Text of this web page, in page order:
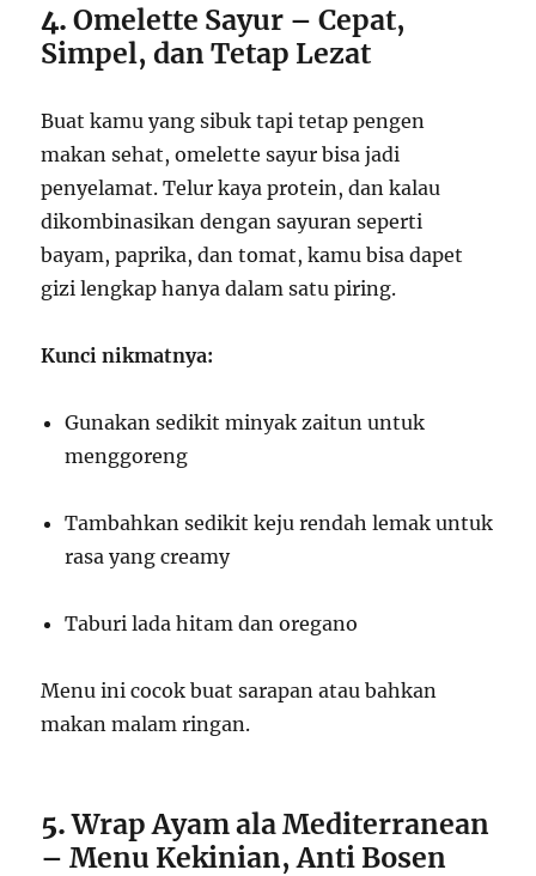
4.Omelette Sayur – Cepat,
Simpel, dan Tetap Lezat
Buat kamu yang sibuk tapi tetap pengen
makan sehat, omelette sayur bisa jadi
penyelamat. Telur kaya protein, dan kalau
dikombinasikan dengan sayuran seperti
bayam, paprika, dan tomat, kamu bisa dapet
gizi lengkap hanya dalam satu piring.
Kunci nikmatnya:
Gunakan sedikit minyak zaitun untuk
menggoreng
Tambahkan sedikit keju rendah lemak untuk
rasa yang creamy
Taburi lada hitam dan oregano
Menu ini cocok buat sarapan atau bahkan
makan malam ringan.
5.Wrap Ayam ala Mediterranean
– Menu Kekinian, Anti Bosen